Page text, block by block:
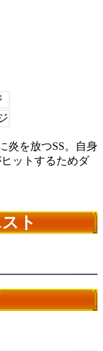
炎を放つSS。自身
ットするためダ
ト